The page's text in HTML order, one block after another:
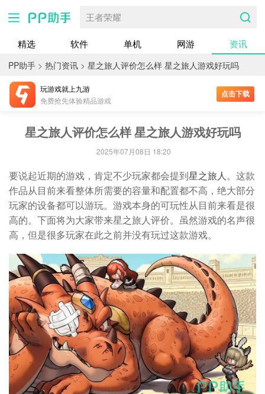
王者荣耀
精选 软件 单机 网游 资讯
PP助手 > 热门资讯 > 星之旅人评价怎么样 星之旅人游戏好玩吗
玩游戏就上九游
免费抢先体验精品游戏
点击下载
星之旅人评价怎么样 星之旅人游戏好玩吗
2025年07月08日 18:20
要说起近期的游戏，肯定不少玩家都会提到星之旅人。这款
作品从目前来看整体所需要的容量和配置都不高，绝大部分
玩家的设备都可以游玩。游戏本身的可玩性从目前来看是很
高的。下面将为大家带来星之旅人评价。虽然游戏的名声很
高，但是很多玩家在此之前并没有玩过这款游戏。